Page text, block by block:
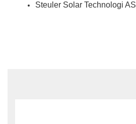
Steuler Solar Technologi AS